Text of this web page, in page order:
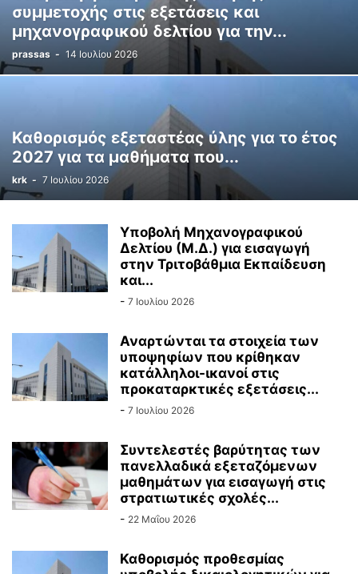
συμμετοχής στις εξετάσεις και
μηχανογραφικού δελτίου για την...
prassas - 14 Ιουλίου 2026
Καθορισμός εξεταστέας ύλης για το έτος
2027 για τα μαθήματα που...
krk - 7 Ιουλίου 2026
Υποβολή Μηχανογραφικού
Δελτίου (Μ.Δ.) για εισαγωγή
στην Τριτοβάθμια Εκπαίδευση
και...
- 7 Ιουλίου 2026
Αναρτώνται τα στοιχεία των
υποψηφίων που κρίθηκαν
κατάλληλοι-ικανοί στις
προκαταρκτικές εξετάσεις...
- 7 Ιουλίου 2026
Συντελεστές βαρύτητας των
πανελλαδικά εξεταζόμενων
μαθημάτων για εισαγωγή στις
στρατιωτικές σχολές...
- 22 Μαΐου 2026
Καθορισμός προθεσμίας